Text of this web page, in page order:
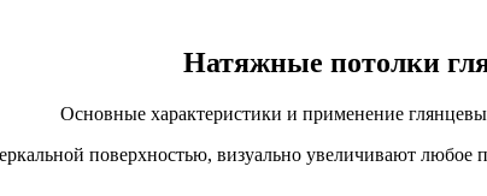
Натяжные потолки
Основные характеристики и применение
поверхностью, визуально увеличивают